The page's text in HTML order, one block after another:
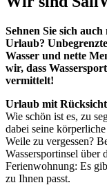
Sehnen Sie sich
Urlaub?
Wasser und nette
wir, dass
vermittelt!
Urlaub mit
Wie schön ist es, zu
dabei seine
Weile zu vergessen?
Wassersportinsel über
Ferienwohnung: Es
zu Ihnen passt.